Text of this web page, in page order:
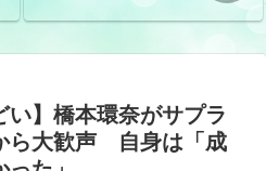
い】橋本環奈がサプラ
ら大歓声 自身は「成